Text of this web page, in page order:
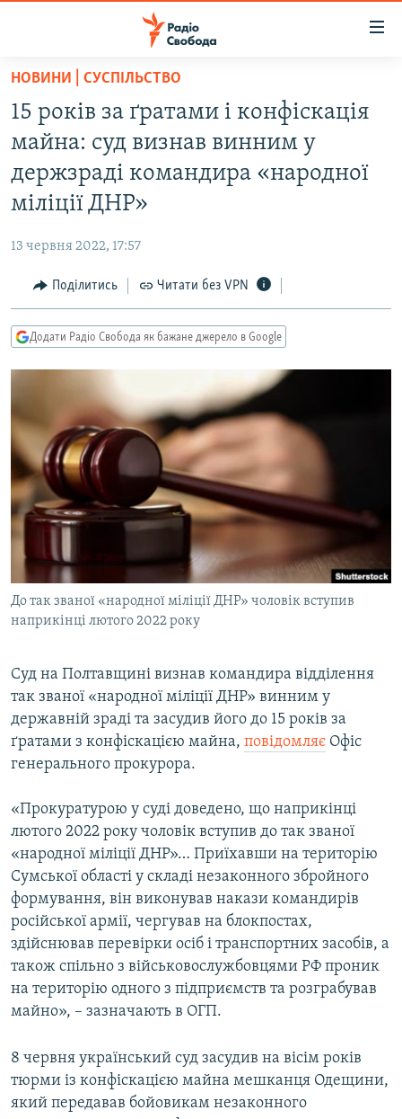
Перейти
основного
матеріалу
до
основної
Перейти
пошуку
ВСЕ ЗА ДОБУ
ПОЛІТИКА
СУСПІЛЬСТВО
КУЛЬТУРА
СПОРТ
ВІЙНА
ДОНБАС.РЕАЛІЇ
КРИМ.РЕАЛІЇ
ТИ ЯК?
МУЛЬТИМЕДІА
ФОТО
СПЕЦПРОЄКТИ
ПОДКАСТИ
КРИМ РЕАЛІЇ
РУС
УКР
ДОЛУЧАЙСЯ!
Усі сайти RFE/RL
НОВИНИ | СУСПІЛЬСТВО
15 років за ґратами і конфіскація
майна: суд визнав винним у
держзраді командира «народної
міліції ДНР»
13 червня 2022, 17:57
Поділитись Читати без VPN
Додати Радіо Свобода як бажане джерело в Google
До так званої «народної міліції ДНР» чоловік вступив
наприкінці лютого 2022 року
Суд на Полтавщині визнав командира відділення
так званої «народної міліції ДНР» винним у
державній зраді та засудив його до 15 років за
ґратами з конфіскацією майна, повідомляє Офіс
генерального прокурора.
«Прокуратурою у суді доведено, що наприкінці
лютого 2022 року чоловік вступив до так званої
«народної міліції ДНР»… Приїхавши на територію
Сумської області у складі незаконного збройного
формування, він виконував накази командирів
російської армії, чергував на блокпостах,
здійснював перевірки осіб і транспортних засобів, а
також спільно з військовослужбовцями РФ проник
на територію одного з підприємств та розграбував
майно», – зазначають в ОГП.
8 червня український суд засудив на вісім років
тюрми із конфіскацією майна мешканця Одещини,
який передавав бойовикам незаконного